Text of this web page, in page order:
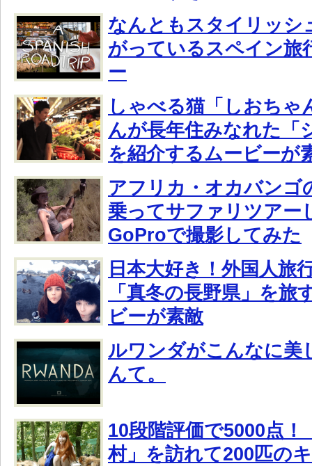
なんともスタイリッシ
がっているスペイン旅
ー
しゃべる猫「しおちゃ
んが長年住みなれた「
を紹介するムービーが
アフリカ・オカバンゴ
乗ってサファリツアー
GoProで撮影してみた
日本大好き！外国人旅
「真冬の長野県」を旅
ビーが素敵
ルワンダがこんなに美
んて。
10段階評価で5000点！
村」を訪れて200匹の